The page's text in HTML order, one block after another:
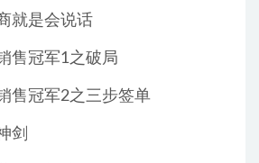
就是会说话
售冠军1之破局
售冠军2之三步签单
剑